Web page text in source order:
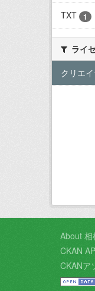
TXT 1
ライ
クリエ
About 相
CKAN
CKANア